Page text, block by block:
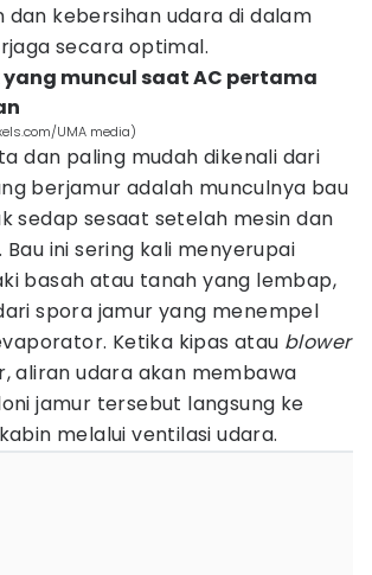
dan kebersihan udara di dalam
secara optimal.
yang muncul saat AC pertama
UMA media)
dan paling mudah dikenali dari
berjamur adalah munculnya bau
sedap sesaat setelah mesin dan
Bau ini sering kali menyerupai
basah atau tanah yang lembap,
spora jamur yang menempel
Ketika kipas atau blower
aliran udara akan membawa
jamur tersebut langsung ke
melalui ventilasi udara.